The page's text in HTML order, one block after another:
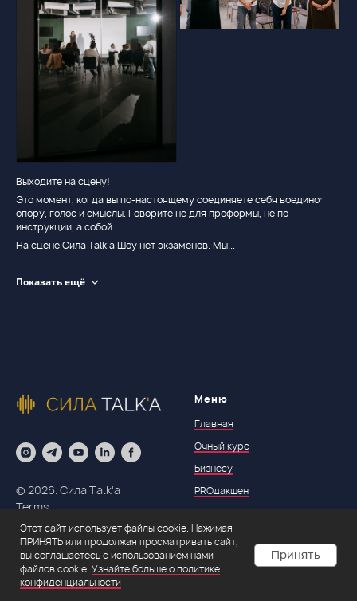
Этот сайт использует файлы cookie. Нажимая
ПРИНЯТЬ или продолжая просматривать сайт,
вы соглашаетесь с использованием нами
файлов cookie. Узнайте больше о политике
конфиденциальности
Принять
Выходите на сцену!
Это момент, когда вы по-настоящему соединяете себя воедино:
опору, голос и смыслы. Говорите не для проформы, не по
инструкции, а собой.
На сцене Сила Talk’a Шоу нет экзаменов. Мы...
Показать ещё
© 2026. Сила Talk'a
Terms
admin@silatalka.com
Меню
Главная
Очный курс
Бизнесу
PROдакшен
Информация
Контакты